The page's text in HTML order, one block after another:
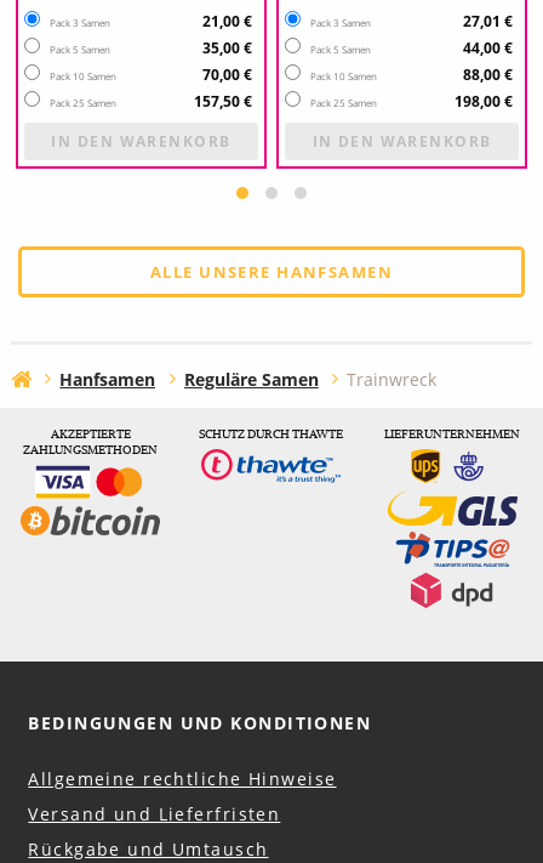
Pack 3 Samen 21,00 €
Pack 5 Samen 35,00 €
Pack 10 Samen 70,00 €
Pack 25 Samen
157,50 €
IN DEN WARENKORB
Pack 3 Samen 27,01 €
Pack 5 Samen 44,00 €
Pack 10 Samen 88,00 €
Pack 25 Samen
198,00 €
IN DEN WARENKORB
ALLE UNSERE HANFSAMEN
Hanfsamen Reguläre Samen Trainwreck
AKZEPTIERTE
ZAHLUNGSMETHODEN
SCHUTZ DURCH THAWTE LIEFERUNTERNEHMEN
BEDINGUNGEN UND KONDITIONEN
Allgemeine rechtliche Hinweise
Versand und Lieferfristen
Rückgabe und Umtausch